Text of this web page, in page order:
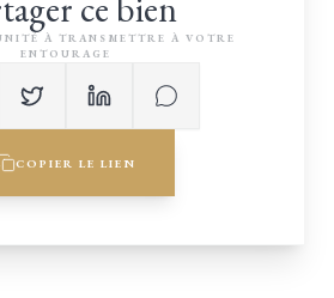
ce bien
À TRANSMETTRE À VOTRE
ENTOURAGE
COPIER LE LIEN